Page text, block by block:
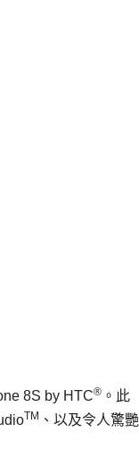
8S by HTC® 。此
TM 、以及令人驚艷